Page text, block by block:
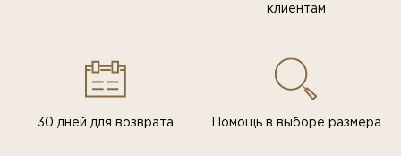
клиентам
30 дней для возврата Помощь в выборе размера